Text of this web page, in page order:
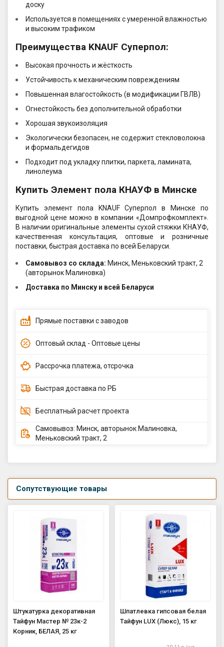
доску
Используется в помещениях с умеренной влажностью
и высоким трафиком
Преимущества KNAUF Суперпол:
Высокая прочность и жёсткость
Устойчивость к механическим повреждениям
Повышенная влагостойкость (в модификации ГВЛВ)
Огнестойкость без дополнительной обработки
Хорошая звукоизоляция
Экологически безопасен, не содержит стекловолокна
и формальдегидов
Подходит под укладку плитки, паркета, ламината,
линолеума
Купить Элемент пола КНАУФ в Минске
Купить элемент пола KNAUF Суперпол в Минске по
выгодной цене можно в компании «Домпрофкомплект».
В наличии оригинальные элементы сухой стяжки КНАУФ,
качественная консультация, оптовые и розничные
поставки, быстрая доставка по всей Беларуси.
Самовывоз со склада: Минск, Меньковский тракт, 2
(авторынок Малиновка)
Доставка по Минску и всей Беларуси
Прямые поставки с заводов
Оптовый склад - Оптовые цены
Рассрочка платежа, отсрочка
Быстрая доставка по РБ
Бесплатный расчет проекта
Самовывоз: Минск, авторынок Малиновка,
Меньковский тракт, 2
Сопутствующие товары
Штукатурка декоративная
Тайфун Мастер № 23к-2
Корник, БЕЛАЯ, 25 кг
Шпатлевка гипсовая белая
Тайфун LUX (Люкс), 15 кг